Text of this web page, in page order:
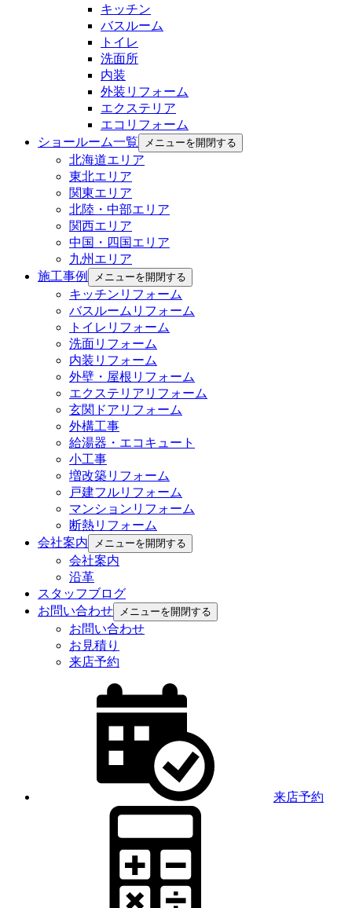
キッチン
バスルーム
トイレ
洗面所
内装
外装リフォーム
エクステリア
エコリフォーム
ショールーム一覧
メニューを開閉する
北海道エリア
東北エリア
関東エリア
北陸・中部エリア
関西エリア
中国・四国エリア
九州エリア
施工事例
メニューを開閉する
キッチンリフォーム
バスルームリフォーム
トイレリフォーム
洗面リフォーム
内装リフォーム
外壁・屋根リフォーム
エクステリアリフォーム
玄関ドアリフォーム
外構工事
給湯器・エコキュート
小工事
増改築リフォーム
戸建フルリフォーム
マンションリフォーム
断熱リフォーム
会社案内
メニューを開閉する
会社案内
沿革
スタッフブログ
お問い合わせ
メニューを開閉する
お問い合わせ
お見積り
来店予約
来店予約